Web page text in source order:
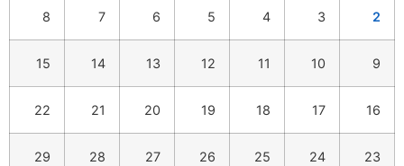
2
3
4
5
6
7
8
9
10
11
12
13
14
15
16
17
18
19
20
21
22
23
24
25
26
27
28
29